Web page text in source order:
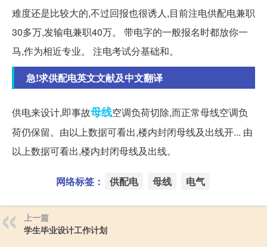
难度还是比较大的,不过回报也很诱人,目前注电供配电兼职
30多万,发输电兼职40万。 带电字的一般报名时都放你一
马,作为相近专业。 注电考试分基础和。
急!求供配电英文文献及中文翻译
供电来设计,即事故母线空调负荷切除,而正常母线空调负
荷仍保留。由以上数据可看出,楼内封闭母线及出线开... 由
以上数据可看出,楼内封闭母线及出线。
网络标签： 供配电 母线 电气
上一篇
学生毕业设计工作计划